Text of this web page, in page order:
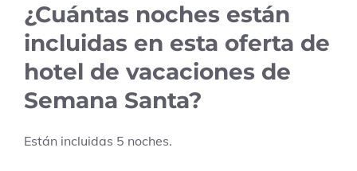
¿Cuántas noches están
incluidas en esta oferta de
hotel de vacaciones de
Semana Santa?
Están incluidas 5 noches.